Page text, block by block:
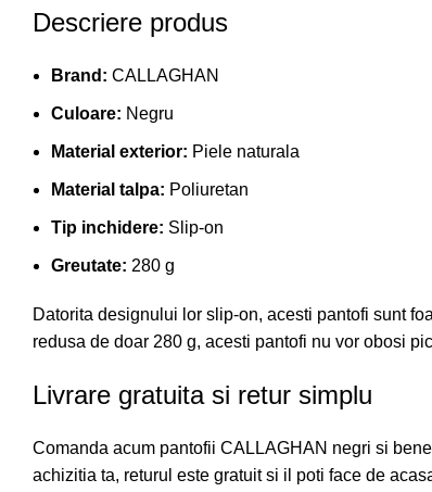
Descriere produs
Brand: CALLAGHAN
Culoare: Negru
Material exterior: Piele naturala
Material talpa: Poliuretan
Tip inchidere: Slip-on
Greutate: 280 g
Datorita designului lor slip-on, acesti pantofi sunt
redusa de doar 280 g, acesti pantofi nu vor obosi
Livrare gratuita si retur simplu
Comanda acum pantofii CALLAGHAN negri si
achizitia ta, returul este gratuit si il poti face de